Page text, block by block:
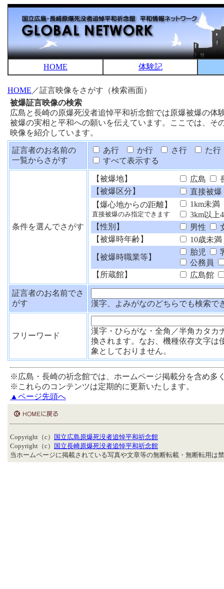
HOME 体験記
HOME ／証言映像をさがす（検索画面）
被爆証言映像の検索
広島と長崎の原爆死没者追悼平和祈念館では原爆被爆の
被爆の実相と平和への願いを伝えています。ここでは、
映像を紹介しています。
証言者のお名前の
一覧からさがす
あ行 か行 さ行
た行
すべて表示する
条件を選んでさがす
【被爆地】 広島
【被爆区分】
直接被爆
【爆心地からの距離】
直接被爆のみ指定できます
1km未満
3km以上
【性別】
男性
【被爆時年齢】
10歳未満
【被爆時職業等】
胎児
公務員
【所蔵館】
広島館
証言者のお名前でさ
がす
漢字、よみがなのどちらでも検索で
フリーワード
漢字・ひらがな・全角／半角カタカ
換されます。なお、機種依存文字は
象としておりません。
※広島・長崎の祈念館では、ホームページ掲載分を含め多
※これらのコンテンツは定期的に更新いたします。
▲ページ先頭へ
Copyright（c）
国立広島原爆死没者追悼平和祈念館
Copyright（c）
国立長崎原爆死没者追悼平和祈念館
当ホームページに掲載されている写真や文章等の無断転載・無断転用は